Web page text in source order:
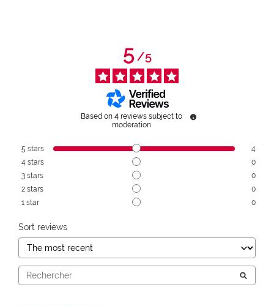
5/5
Based on 4 reviews subject to
moderation
5 stars
4
4 stars
0
3 stars
0
2 stars
0
1 star 0
Sort reviews